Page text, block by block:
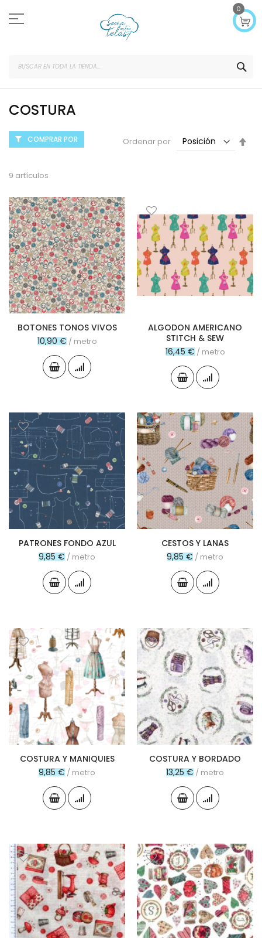
al
contenido
0
COSTURA
9 artículos
Ordenar por
BOTONES TONOS VIVOS
10,90 € / metro
ALGODON AMERICANO
STITCH & SEW
16,45 € / metro
PATRONES FONDO AZUL
9,85 € / metro
CESTOS Y LANAS
9,85 € / metro
COSTURA Y MANIQUIES
9,85 € / metro
COSTURA Y BORDADO
13,25 € / metro
COMPRAR POR